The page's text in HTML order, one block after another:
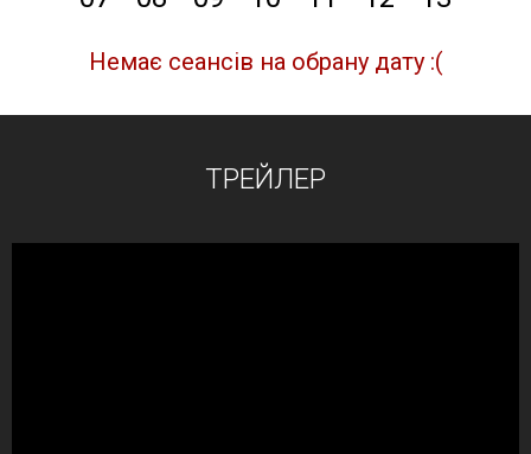
Немає сеансів на обрану дату :(
ТРЕЙЛЕР